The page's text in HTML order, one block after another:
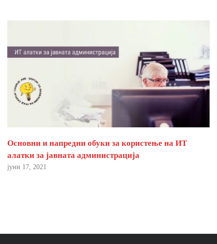
Основни и напредни обуки за користење на ИТ
алатки за јавната администрација
јуни 17, 2021